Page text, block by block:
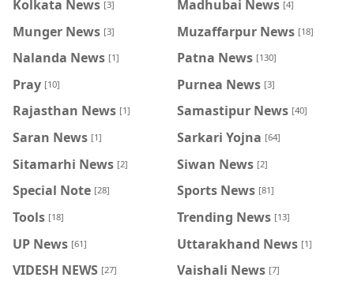
Kolkata News [3] Madhubai News [4]
Munger News [3] Muzaffarpur News [18]
Nalanda News [1] Patna News [130]
Pray [10] Purnea News [3]
Rajasthan News [1] Samastipur News [40]
Saran News [1] Sarkari Yojna [64]
Sitamarhi News [2] Siwan News [2]
Special Note [28] Sports News [81]
Tools [18] Trending News [13]
UP News [61] Uttarakhand News [1]
VIDESH NEWS [27] Vaishali News [7]